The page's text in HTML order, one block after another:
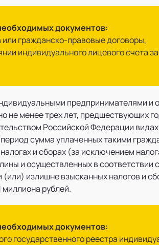
документов:
или гражданско-правовые договоры,
индивидуального лицевого счета
предпринимателями и
не менее трех лет, предшествующих
Российской Федерации
сумма уплаченных такими
и сборах (за исключением
и осуществленных в соответствии
(или) излишне взысканных налогов и
миллиона рублей.
документов:
государственного реестра